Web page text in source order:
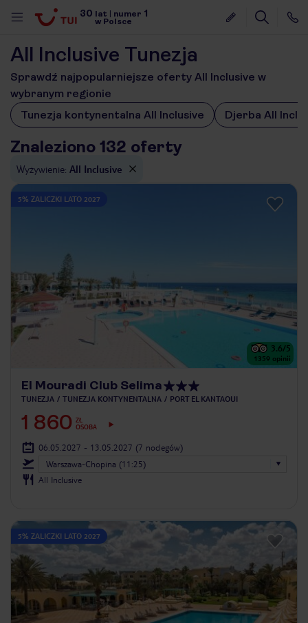
30 lat numer 1
w Polsce
All Inclusive Tunezja
Sprawdź najpopularniejsze oferty All Inclusive w
wybranym regionie
Tunezja kontynentalna All Inclusive
Djerba All
Znaleziono 132 oferty
Wyżywienie: All Inclusive
5% ZALICZKI LATO 2027
3.6/5
1359 opinii
El Mouradi Club Selima
TUNEZJA TUNEZJA KONTYNENTALNA PORT EL KANTAOUI
1 860 ZŁ
OSOBA
06.05.2027 - 13.05.2027 (7 noclegów)
Warszawa-Chopina (11:25)
All Inclusive
5% ZALICZKI LATO 2027